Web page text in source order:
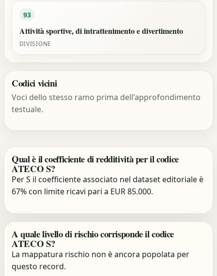
93
Attività sportive, di intrattenimento e divertimento
DIVISIONE
Codici vicini
Voci dello stesso ramo prima dell'approfondimento
testuale.
Qual è il coefficiente di redditività per il codice
ATECO S?
Per S il coefficiente associato nel dataset editoriale è
67% con limite ricavi pari a EUR 85.000.
A quale livello di rischio corrisponde il codice
ATECO S?
La mappatura rischio non è ancora popolata per
questo record.